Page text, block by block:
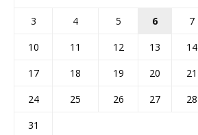
3
4 5 6 7
10
11 12 13 14
17
18 19 20 21
24
25 26 27 28
31